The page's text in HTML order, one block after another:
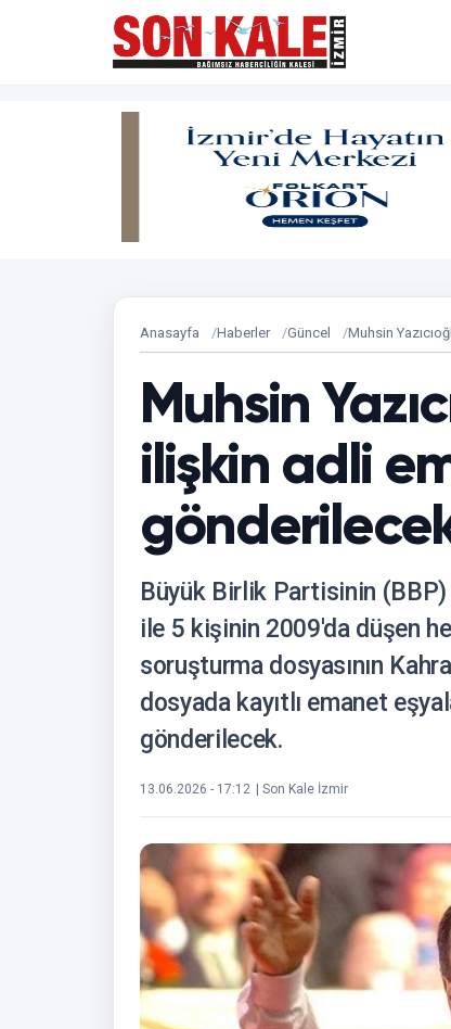
Anasayfa Haberler Güncel Muhsin
Muhsin
ilişkin adli
Büyük Birlik Partisinin (BBP)
ile 5 kişinin 2009'da düşen
soruşturma dosyasının
dosyada kayıtlı emanet
gönderilecek.
13.06.2026 - 17:12 | Son Kale İzmir